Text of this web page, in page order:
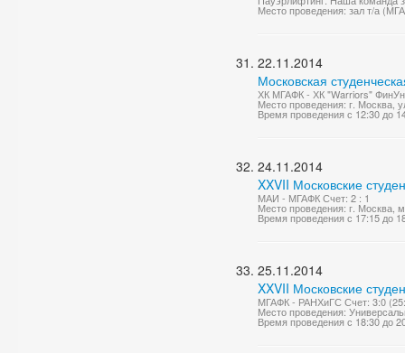
Место проведения: зал т/а
22.11.2014
Московская
ХК МГАФК - ХК "Warriors"
Место проведения: г. Москва,
Время проведения с 12:30 до
24.11.2014
XXVII Московские
МАИ - МГАФК Счет: 2 : 1
Место проведения: г. Москва,
Время проведения с 17:15 до
25.11.2014
XXVII Московские
МГАФК - РАНХиГС Счет: 3:0
Место проведения:
Время проведения с 18:30 до